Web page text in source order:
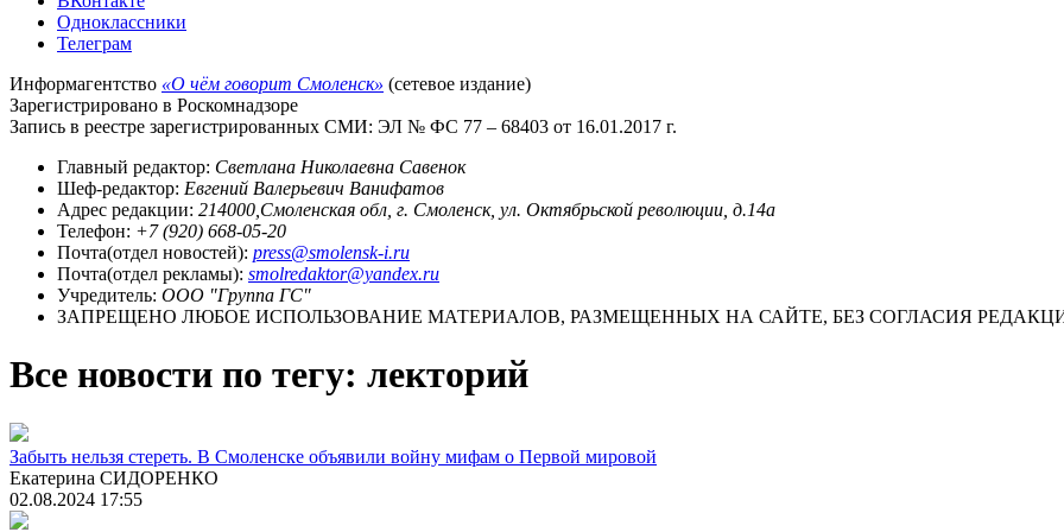
Одноклассники
Телеграм
Информагентство «О чём говорит Смоленск» (сетевое издание)
Зарегистрировано в Роскомнадзоре
Запись в реестре зарегистрированных СМИ: ЭЛ № ФС 77 – 68403 от 16.01.2017 г.
Главный редактор: Светлана Николаевна Савенок
Шеф-редактор: Евгений Валерьевич Ванифатов
Адрес редакции: 214000,Смоленская обл, г. Смоленск, ул. Октябрьской революции, д.14а
Телефон: +7 (920) 668-05-20
Почта(отдел новостей): press@smolensk-i.ru
Почта(отдел рекламы): smolredaktor@yandex.ru
Учредитель: ООО "Группа ГС"
ЗАПРЕЩЕНО ЛЮБОЕ ИСПОЛЬЗОВАНИЕ МАТЕРИАЛОВ, РАЗМЕЩЕННЫХ НА САЙТЕ, БЕЗ СОГЛАСИЯ
Все новости по тегу: лекторий
Забыть нельзя стереть. В Смоленске объявили войну мифам о Первой мировой
Екатерина СИДОРЕНКО
02.08.2024 17:55